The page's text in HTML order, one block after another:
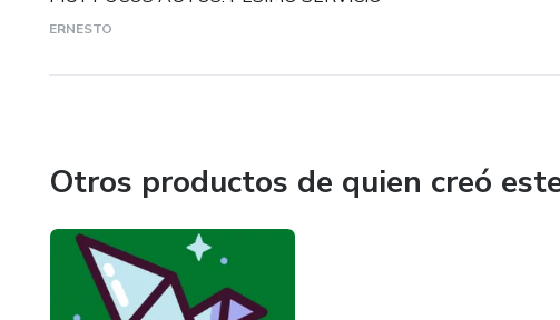
ERNESTO
Otros productos de quien creó